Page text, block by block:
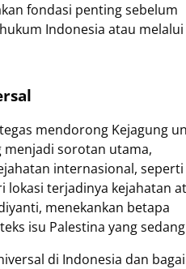
fondasi penting sebelum
Indonesia atau melalui
mendorong Kejagung
menjadi sorotan utama,
internasional, seperti
lokasi terjadinya kejahatan
menekankan betapa
isu Palestina yang
di Indonesia dan